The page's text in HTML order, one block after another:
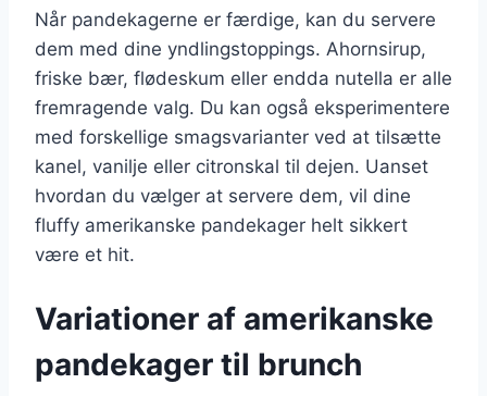
Når pandekagerne er færdige, kan du servere
dem med dine yndlingstoppings. Ahornsirup,
friske bær, flødeskum eller endda nutella er alle
fremragende valg. Du kan også eksperimentere
med forskellige smagsvarianter ved at tilsætte
kanel, vanilje eller citronskal til dejen. Uanset
hvordan du vælger at servere dem, vil dine
fluffy amerikanske pandekager helt sikkert
være et hit.
Variationer af amerikanske
pandekager til brunch